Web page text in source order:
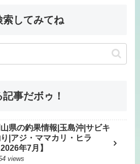
してみてね
事だボゥ！
山県の釣果情報|玉島沖|サビキ
|アジ・ママカリ・ヒラ
2026年7月】
views